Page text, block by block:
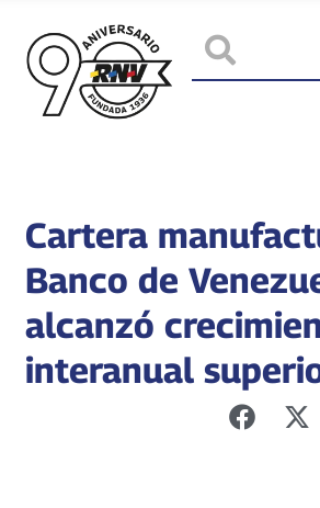
Cartera
Banco de
alcanzó
interanual